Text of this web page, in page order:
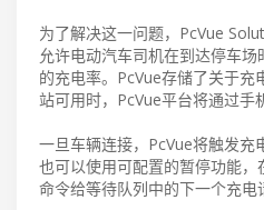
为了解决这一问题，PcVue
允许电动汽车司机在到达停车
的充电率。PcVue存储了关于
站可用时，PcVue平台将通过手
一旦车辆连接，PcVue将触发充
也可以使用可配置的暂停功能
命令给等待队列中的下一个充电